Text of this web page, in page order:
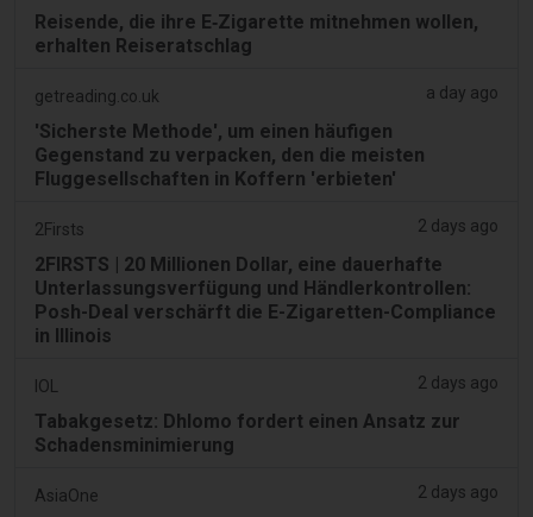
Reisende, die ihre E‑Zigarette mitnehmen wollen,
erhalten Reiseratschlag
getreading.co.uk a day ago
'Sicherste Methode', um einen häufigen
Gegenstand zu verpacken, den die meisten
Fluggesellschaften in Koffern 'erbieten'
2Firsts 2 days ago
2FIRSTS | 20 Millionen Dollar, eine dauerhafte
Unterlassungsverfügung und Händlerkontrollen:
Posh-Deal verschärft die E-Zigaretten-Compliance
in Illinois
IOL 2 days ago
Tabakgesetz: Dhlomo fordert einen Ansatz zur
Schadensminimierung
AsiaOne 2 days ago